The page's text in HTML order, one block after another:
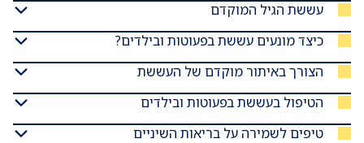
עששת הגיל המוקדם
כיצד מונעים עששת בפעוטות ובילדים?
הצורך באיתור מוקדם של העששת
הטיפול בעששת בפעוטות ובילדים
טיפים לשמירה על בריאות השיניים